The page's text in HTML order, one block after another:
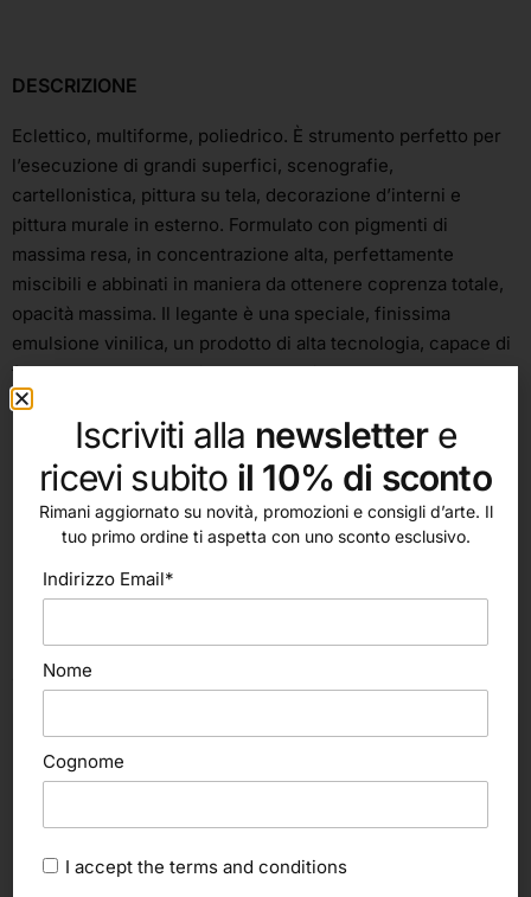
DESCRIZIONE
Eclettico, multiforme, poliedrico. È strumento perfetto per
l’esecuzione di grandi superfici, scenografie,
cartellonistica, pittura su tela, decorazione d’interni e
pittura murale in esterno. Formulato con pigmenti di
massima resa, in concentrazione alta, perfettamente
miscibili e abbinati in maniera da ottenere coprenza totale,
opacità massima. Il legante è una speciale, finissima
emulsione vinilica, un prodotto di alta tecnologia, capace di
formare, una volta asciutto, una pellicola estremamente
forte, resistente ed elastica, capace di comportarsi molto
bene anche esposta agli agenti atmosferici.
altri nostri prodotti
Iscriviti alla newslettere
ricevi subito il 10% di sconto
Rimani aggiornato su novità, promozioni e consigli d’arte. Il
tuo primo ordine ti aspetta con uno sconto esclusivo.
Indirizzo Email*
Nome
Cognome
I accept the terms and conditions